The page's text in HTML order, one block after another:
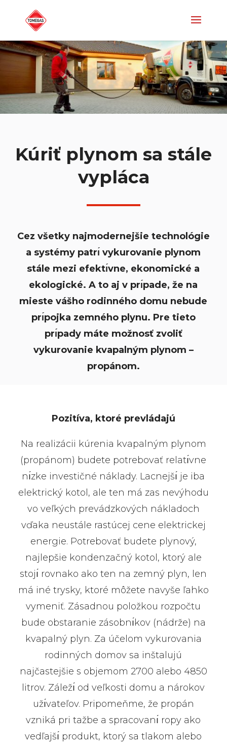
Kúriť plynom sa stále
vypláca
Cez všetky najmodernejšie technológie
a systémy patrı́ vykurovanie plynom
stále mezi efektı́vne, ekonomické a
ekologické. A to aj v prı́pade, že na
mieste vášho rodinného domu nebude
prı́pojka zemného plynu. Pre tieto
prı́pady máte možnosť zvoliť
vykurovanie kvapalným plynom –
propánom.
Pozitíva, ktoré prevládajú
Na realizácii kúrenia kvapalným plynom
(propánom) budete potrebovať relatı́vne
nı́zke investičné náklady. Lacnejšı́ je iba
elektrický kotol, ale ten má zas nevýhodu
vo veľkých prevádzkových nákladoch
vďaka neustále rastúcej cene elektrickej
energie. Potrebovať budete plynový,
najlepšie kondenzačný kotol, ktorý ale
stojı́ rovnako ako ten na zemný plyn, len
má iné trysky, ktoré môžete navyše ľahko
vymeniť. Zásadnou položkou rozpočtu
bude obstaranie zásobnı́kov (nádrže) na
kvapalný plyn. Za účelom vykurovania
rodinných domov sa inštalujú
najčastejšie s objemom 2700 alebo 4850
litrov. Záležı́ od veľkosti domu a nárokov
užı́vateľov. Pripomeňme, že propán
vzniká pri tažbe a spracovanı́ ropy ako
vedľajšı́ produkt, ktorý sa tlakom alebo